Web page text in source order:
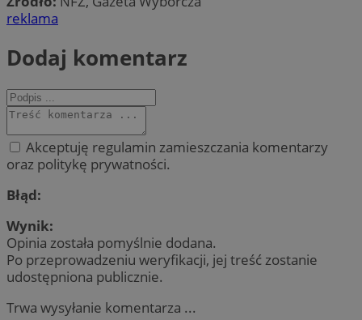
reklama
Dodaj komentarz
Akceptuję regulamin zamieszczania komentarzy
oraz politykę prywatności.
Błąd:
Wynik:
Opinia została pomyślnie dodana.
Po przeprowadzeniu weryfikacji, jej treść zostanie
udostępniona publicznie.
Trwa wysyłanie komentarza ...